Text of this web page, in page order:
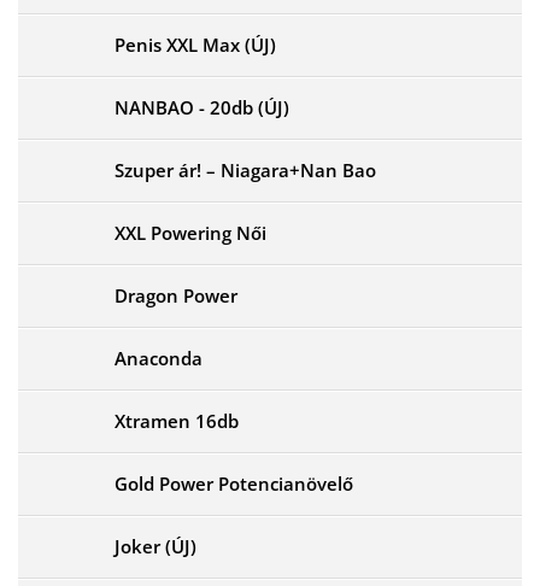
Penis XXL Max (ÚJ)
NANBAO - 20db (ÚJ)
Szuper ár! – Niagara+Nan Bao
XXL Powering Női
Dragon Power
Anaconda
Xtramen 16db
Gold Power Potencianövelő
Joker (ÚJ)